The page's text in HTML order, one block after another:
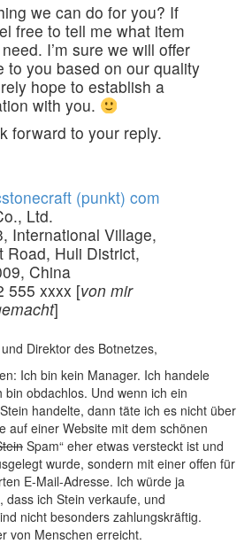
we can do for you? If
free to tell me what item
I’m sure we will offer
to you based on our quality
hope to establish a
with you.
forward to your reply.
(punkt) com
Ltd.
International Village,
Road, Huli District,
China
555 xxxx [von mir
]
Direktor des Botnetzes,
Ich bin kein Manager. Ich handele
obdachlos. Und wenn ich ein
handelte, dann täte ich es nicht über
auf einer Website mit dem schönen
Spam“ eher etwas versteckt ist und
wurde, sondern mit einer offen für
E-Mail-Adresse. Ich würde ja
dass ich Stein verkaufe, und
nicht besonders zahlungskräftig.
von Menschen erreicht.